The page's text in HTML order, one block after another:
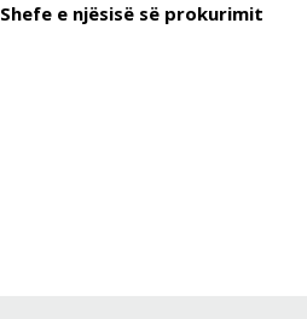
Shefe e njësisë së prokurimit